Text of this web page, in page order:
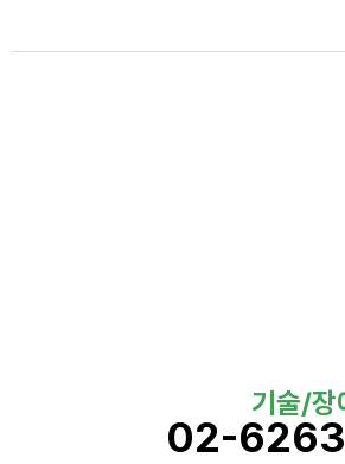
기술/장
02-